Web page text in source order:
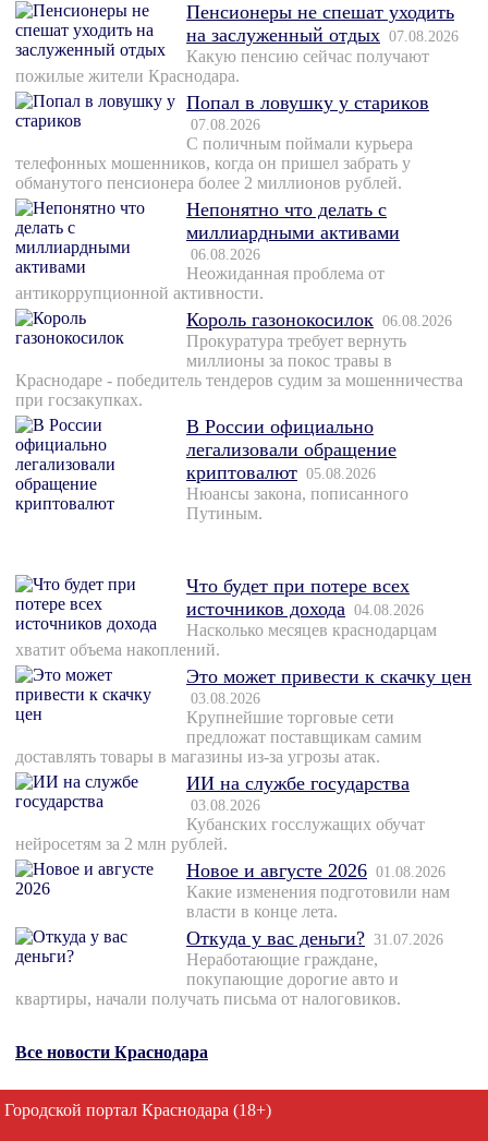
Пенсионеры не спешат уходить
на заслуженный отдых 07.08.2026
Какую пенсию сейчас получают
пожилые жители Краснодара.
Попал в ловушку у стариков
07.08.2026
С поличным поймали курьера
телефонных мошенников, когда он пришел забрать у
обманутого пенсионера более 2 миллионов рублей.
Непонятно что делать с
миллиардными активами
06.08.2026
Неожиданная проблема от
антикоррупционной активности.
Король газонокосилок 06.08.2026
Прокуратура требует вернуть
миллионы за покос травы в
Краснодаре - победитель тендеров судим за мошенничества
при госзакупках.
В России официально
легализовали обращение
криптовалют 05.08.2026
Нюансы закона, пописанного
Путиным.
Что будет при потере всех
источников дохода 04.08.2026
Насколько месяцев краснодарцам
хватит объема накоплений.
Это может привести к скачку цен
03.08.2026
Крупнейшие торговые сети
предложат поставщикам самим
доставлять товары в магазины из-за угрозы атак.
ИИ на службе государства
03.08.2026
Кубанских госслужащих обучат
нейросетям за 2 млн рублей.
Новое и августе 2026 01.08.2026
Какие изменения подготовили нам
власти в конце лета.
Откуда у вас деньги? 31.07.2026
Неработающие граждане,
покупающие дорогие авто и
квартиры, начали получать письма от налоговиков.
Все новости Краснодара
Городской портал Краснодара (18+)